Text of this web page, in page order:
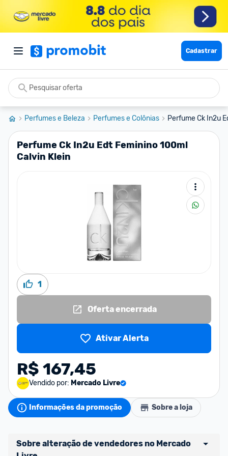
Cadastrar
Perfumes e Beleza Perfumes e Colônias Perfume Ck In2u
Perfume Ck In2u Edt Feminino 100ml
Calvin Klein
1
Oferta encerrada
Ativar Alerta
R$ 167,45
Vendido por: Mercado Livre
Informações da promoção Sobre a loja
Sobre alteração de vendedores no Mercado